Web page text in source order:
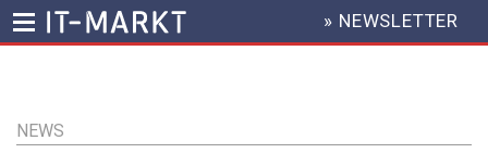
Inhalt
HEADER
MENU
» NEWSLETTER
NEWS